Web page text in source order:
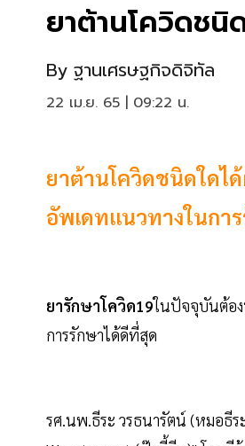
ยาต้านโควิดช
By ฐานเศรษฐกิจดิจิทัล
22 เม.ย. 65 | 09:22 น.
ยาต้านโควิดชนิดใด
อัพเดทแนวทางในกา
ยารักษาโควิด19ในปัจจุบันต้อ
การรักษาได้ดีที่สุด
รศ.นพ.ธีระ วรธนารัตน์ (หมอธี